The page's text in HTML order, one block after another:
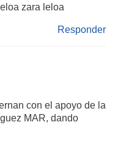
zara leloa
Responder
con el apoyo de la
MAR, dando